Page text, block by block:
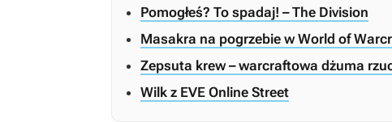
Pomogłeś? To spadaj! – The Division
Masakra na pogrzebie w World of
Zepsuta krew – warcraftowa dżuma
Wilk z EVE Online Street